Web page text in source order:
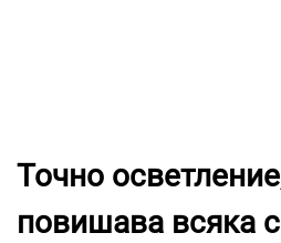
Точно
повишава всяка